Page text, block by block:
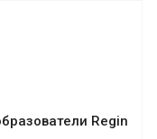
Regin